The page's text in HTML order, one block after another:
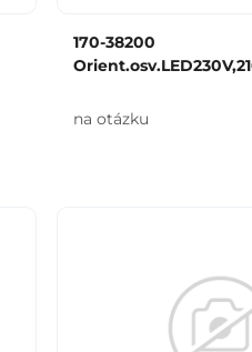
170-38200
na otázku